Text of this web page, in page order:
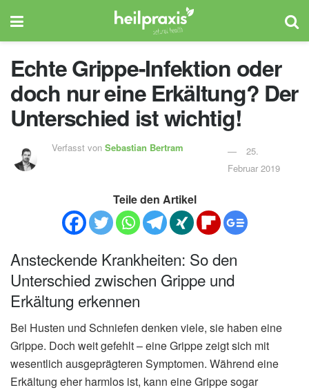
Echte Grippe-Infektion oder
doch nur eine Erkältung? Der
Unterschied ist wichtig!
Verfasst vonSebastian Bertram
25.
Februar 2019
Teile den Artikel
Ansteckende Krankheiten: So den
Unterschied zwischen Grippe und
Erkältung erkennen
Bei Husten und Schniefen denken viele, sie haben eine
Grippe. Doch weit gefehlt – eine Grippe zeigt sich mit
wesentlich ausgeprägteren Symptomen. Während eine
Erkältung eher harmlos ist, kann eine Grippe sogar